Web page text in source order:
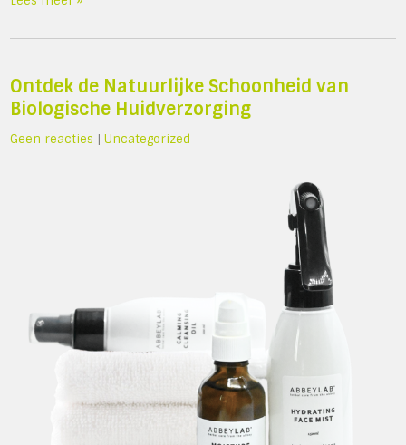
Ontdek de Natuurlijke Schoonheid van
Biologische Huidverzorging
Geen reacties |Uncategorized